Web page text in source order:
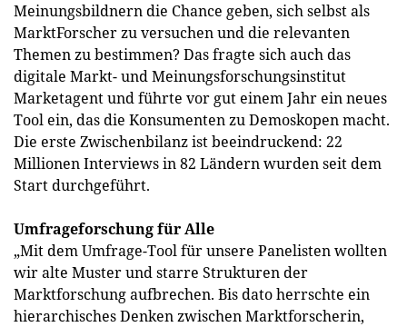
Meinungsbildnern die Chance geben, sich selbst als
MarktForscher zu versuchen und die relevanten
Themen zu bestimmen? Das fragte sich auch das
digitale Markt- und Meinungsforschungsinstitut
Marketagent und führte vor gut einem Jahr ein neues
Tool ein, das die Konsumenten zu Demoskopen macht.
Die erste Zwischenbilanz ist beeindruckend: 22
Millionen Interviews in 82 Ländern wurden seit dem
Start durchgeführt.
Umfrageforschung für Alle
„Mit dem Umfrage-Tool für unsere Panelisten wollten
wir alte Muster und starre Strukturen der
Marktforschung aufbrechen. Bis dato herrschte ein
hierarchisches Denken zwischen Marktforscherin,